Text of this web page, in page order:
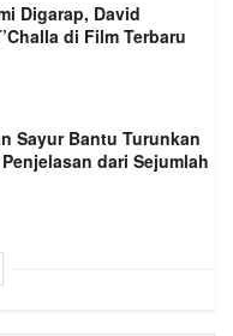
Digarap, David
di Film Terbaru
Sayur Bantu Turunkan
dari Sejumlah